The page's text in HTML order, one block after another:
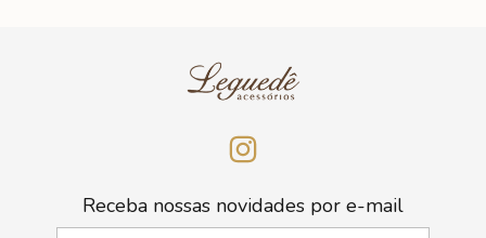
Receba nossas novidades por e-mail